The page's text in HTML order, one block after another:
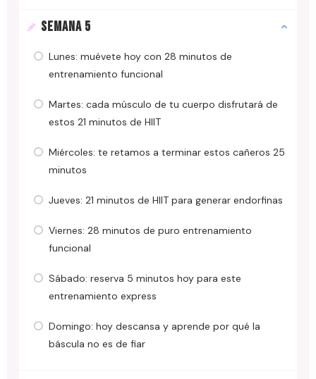
SEMANA 5
Lunes: muévete hoy con 28 minutos de
entrenamiento funcional
Martes: cada músculo de tu cuerpo disfrutará de
estos 21 minutos de HIIT
Miércoles: te retamos a terminar estos cañeros 25
minutos
Jueves: 21 minutos de HIIT para generar endorfinas
Viernes: 28 minutos de puro entrenamiento
funcional
Sábado: reserva 5 minutos hoy para este
entrenamiento express
Domingo: hoy descansa y aprende por qué la
báscula no es de fiar